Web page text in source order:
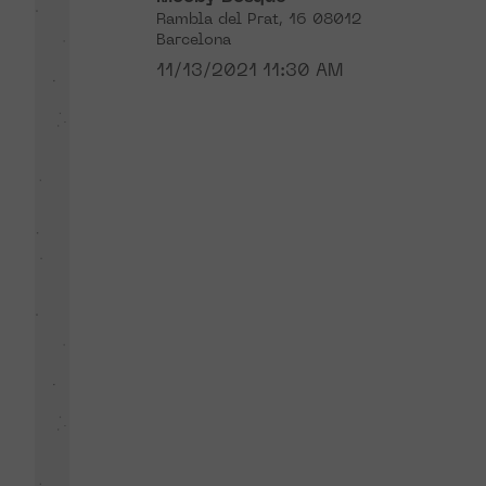
Rambla del Prat, 16 08012
Barcelona
11/13/2021 11:30 AM